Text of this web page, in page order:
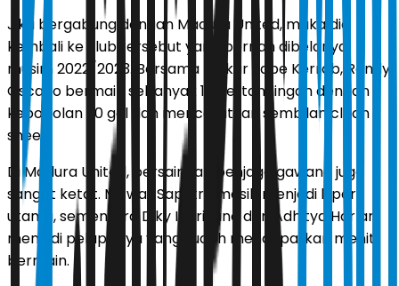
Jika bergabung dengan Madura United, maka dia
kembali ke klub tersebut yang pernah dibelanya
musim 2022/2023. Bersama Laskar Sape Kerrab, Rendy
Oscario bermain sebanyak 19 pertandingan dengan
kebobolan 20 gol dan mencatatkan sembilan clean
sheet.
Di Madura United, persaingan penjaga gawang juga
sangat ketat. Miswar Saputra masih menjadi kiper
utama, sementara Diky Indriyana dan Adhitya Harlan
menjadi pelapisnya yang sudah mendapatkan menit
bermain.